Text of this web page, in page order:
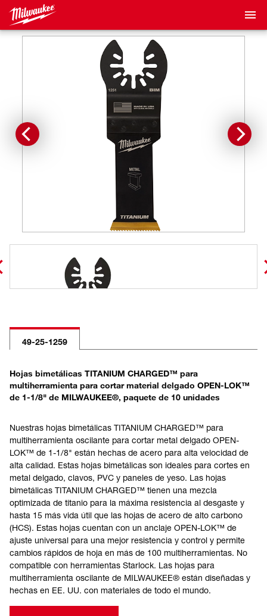
49-25-1259
Hojas bimetálicas TITANIUM CHARGED™ para
multiherramienta para cortar material delgado OPEN-LOK™
de 1-1/8" de MILWAUKEE®, paquete de 10 unidades
Nuestras hojas bimetálicas TITANIUM CHARGED™ para
multiherramienta oscilante para cortar metal delgado OPEN-
LOK™ de 1-1/8" están hechas de acero para alta velocidad de
alta calidad. Estas hojas bimetálicas son ideales para cortes en
metal delgado, clavos, PVC y paneles de yeso. Las hojas
bimetálicas TITANIUM CHARGED™ tienen una mezcla
optimizada de titanio para la máxima resistencia al desgaste y
hasta 15 más vida útil que las hojas de acero de alto carbono
(HCS). Estas hojas cuentan con un anclaje OPEN-LOK™ de
ajuste universal para una mejor resistencia y control y permite
cambios rápidos de hoja en más de 100 multiherramientas. No
compatible con herramientas Starlock. Las hojas para
multiherramienta oscilante de MILWAUKEE® están diseñadas y
hechas en EE. UU. con materiales de todo el mundo.